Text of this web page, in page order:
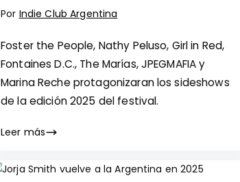
Por Indie Club Argentina
Foster the People, Nathy Peluso, Girl in Red,
Fontaines D.C., The Marías, JPEGMAFIA y
Marina Reche protagonizaran los sideshows
de la edición 2025 del festival.
Leer más